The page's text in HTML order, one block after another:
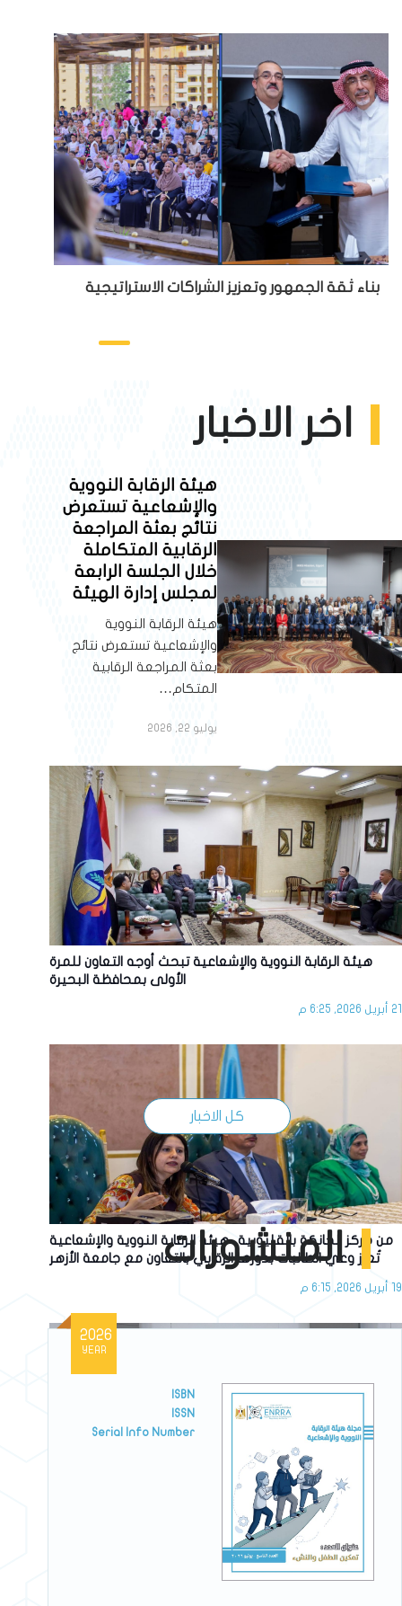
بناء ثقة الجمهور وتعزيز الشراكات الاستراتيجية
اخر الاخبار
هيئة الرقابة النووية
والإشعاعية تستعرض
نتائج بعثة المراجعة
الرقابية المتكاملة
خلال الجلسة الرابعة
لمجلس إدارة الهيئة
هيئة الرقابة النووية
والإشعاعية تستعرض نتائج
بعثة المراجعة الرقابية
المتكام…
يوليو 22, 2026
هيئة الرقابة النووية والإشعاعية تبحث أوجه التعاون للمرة
الأولى بمحافظة البحيرة
21 أبريل 2026, 6:25 م
من مركز الخانكة بالقليوبية.. هيئة الرقابة النووية والإشعاعية
تُعزّز وعي الطالبات بدورها الرقابي بالتعاون مع جامعة الأزهر
19 أبريل 2026, 6:15 م
كل الاخبار
المنشورات
2026
YEAR
ISBN
ISSN
Serial Info Number